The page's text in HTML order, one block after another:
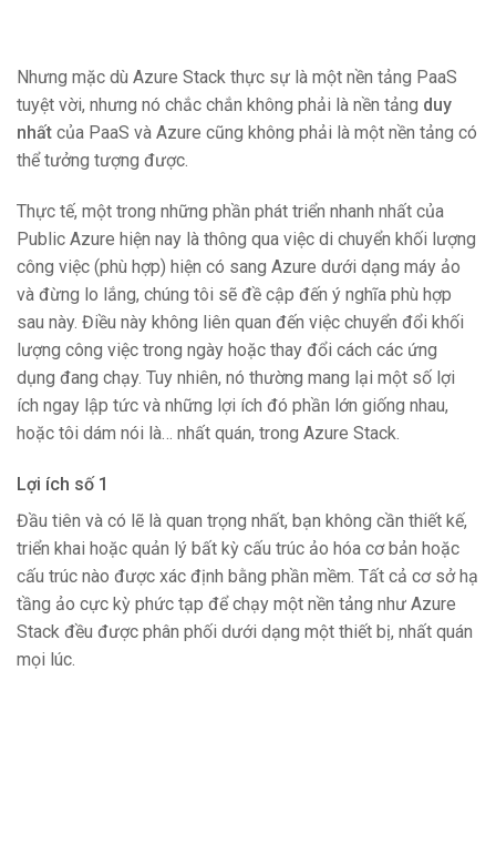
Nhưng mặc dù Azure Stack thực sự là một nền tảng PaaS
tuyệt vời, nhưng nó chắc chắn không phải là nền tảng duy
nhất của PaaS và Azure cũng không phải là một nền tảng có
thể tưởng tượng được.
Thực tế, một trong những phần phát triển nhanh nhất của
Public Azure hiện nay là thông qua việc di chuyển khối lượng
công việc (phù hợp) hiện có sang Azure dưới dạng máy ảo
và đừng lo lắng, chúng tôi sẽ đề cập đến ý nghĩa phù hợp
sau này. Điều này không liên quan đến việc chuyển đổi khối
lượng công việc trong ngày hoặc thay đổi cách các ứng
dụng đang chạy. Tuy nhiên, nó thường mang lại một số lợi
ích ngay lập tức và những lợi ích đó phần lớn giống nhau,
hoặc tôi dám nói là… nhất quán, trong Azure Stack.
Lợi ích số 1
Đầu tiên và có lẽ là quan trọng nhất, bạn không cần thiết kế,
triển khai hoặc quản lý bất kỳ cấu trúc ảo hóa cơ bản hoặc
cấu trúc nào được xác định bằng phần mềm. Tất cả cơ sở hạ
tầng ảo cực kỳ phức tạp để chạy một nền tảng như Azure
Stack đều được phân phối dưới dạng một thiết bị, nhất quán
mọi lúc.